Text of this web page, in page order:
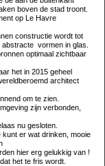
boven de stad troont.
op Le Havre
constructie wordt tot
abstracte vormen in glas.
optimaal zichtbaar
het in 2015 geheel
architect
om te zien.
zijn verbonden,
nu gesloten.
er wat drinken, mooie
hier erg gelukkig van !
het te fris wordt.